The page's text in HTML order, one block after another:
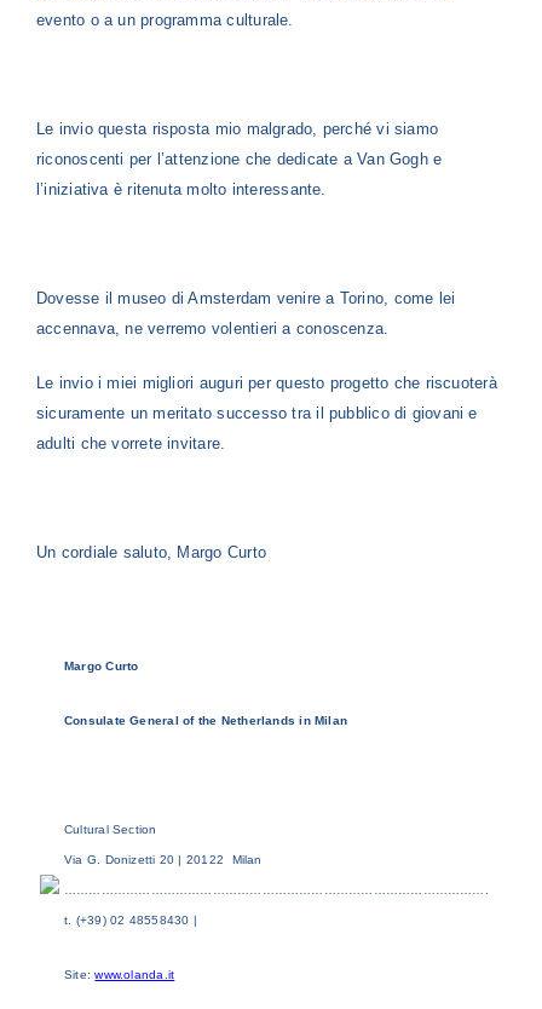
evento o a un programma culturale.
Le invio questa risposta mio malgrado, perché vi siamo
riconoscenti per l’attenzione che dedicate a Van Gogh e
l’iniziativa è ritenuta molto interessante.
Dovesse il museo di Amsterdam venire a Torino, come lei
accennava, ne verremo volentieri a conoscenza.
Le invio i miei migliori auguri per questo progetto che riscuoterà
sicuramente un meritato successo tra il pubblico di giovani e
adulti che vorrete invitare.
Un cordiale saluto, Margo Curto
Margo Curto
Consulate General of the Netherlands in Milan
Cultural Section
Via G. Donizetti 20 | 20122 Milan
t. (+39) 02 48558430 |
Site:www.olanda.it